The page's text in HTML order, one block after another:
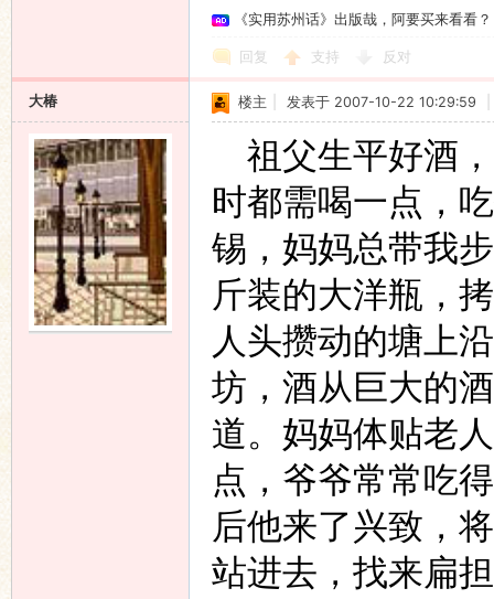
《实用苏州话》出版哉，阿要买来看看？
回复 支持 反对
大椿 楼主 发表于 2007-10-22 10:29:59
祖父生平好酒
时都需喝一点，
锡，妈妈总带我
斤装的大洋瓶，
人头攒动的塘上
坊，酒从巨大的
道。妈妈体贴老
点，爷爷常常吃
后他来了兴致，
站进去，找来扁